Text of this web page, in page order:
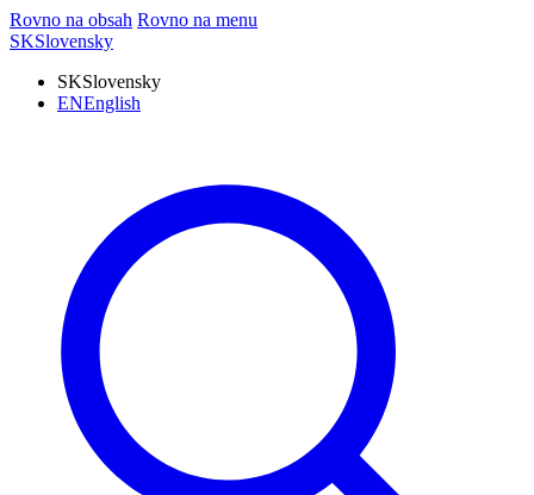
Rovno na obsah Rovno na menu
SKSlovensky
SKSlovensky
ENEnglish